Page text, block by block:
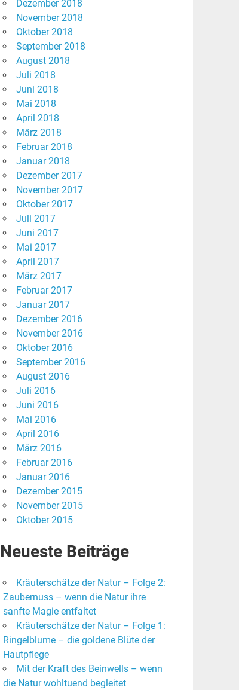
Dezember 2018
November 2018
Oktober 2018
September 2018
August 2018
Juli 2018
Juni 2018
Mai 2018
April 2018
März 2018
Februar 2018
Januar 2018
Dezember 2017
November 2017
Oktober 2017
Juli 2017
Juni 2017
Mai 2017
April 2017
März 2017
Februar 2017
Januar 2017
Dezember 2016
November 2016
Oktober 2016
September 2016
August 2016
Juli 2016
Juni 2016
Mai 2016
April 2016
März 2016
Februar 2016
Januar 2016
Dezember 2015
November 2015
Oktober 2015
Neueste Beiträge
Kräuterschätze der Natur – Folge 2:
Zaubernuss – wenn die Natur ihre
sanfte Magie entfaltet
Kräuterschätze der Natur – Folge 1:
Ringelblume – die goldene Blüte der
Hautpflege
Mit der Kraft des Beinwells – wenn
die Natur wohltuend begleitet